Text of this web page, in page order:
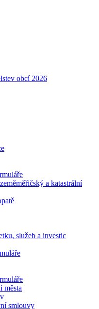
obcí 2026
a katastrální
služeb a investic
města
smlouvy